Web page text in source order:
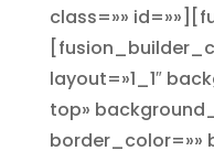
class=»»
layout=»1_1″
top»
border_color=»»